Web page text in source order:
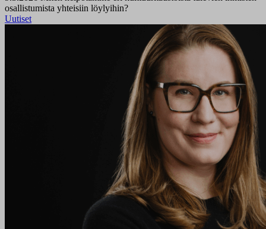
osallistumista yhteisiin löylyihin?
Uutiset